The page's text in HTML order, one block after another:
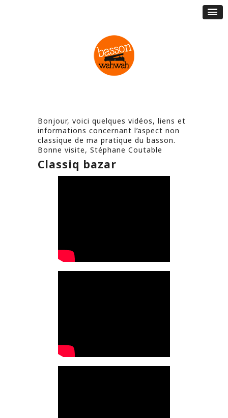
Bonjour, voici quelques vidéos, liens et
informations concernant l’aspect non
classique de ma pratique du basson.
Bonne visite, Stéphane Coutable
Classiq bazar